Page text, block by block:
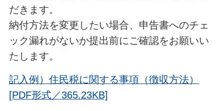
だきます。
納付方法を変更したい場合、申告書へのチェ
ック漏れがないか提出前にご確認をお願いい
たします。
記入例）住民税に関する事項（徴収方法）
[PDF形式／365.23KB]